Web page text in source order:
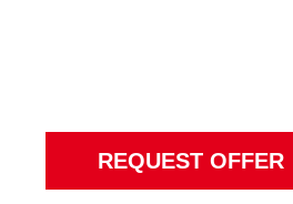
REQUEST OFFER